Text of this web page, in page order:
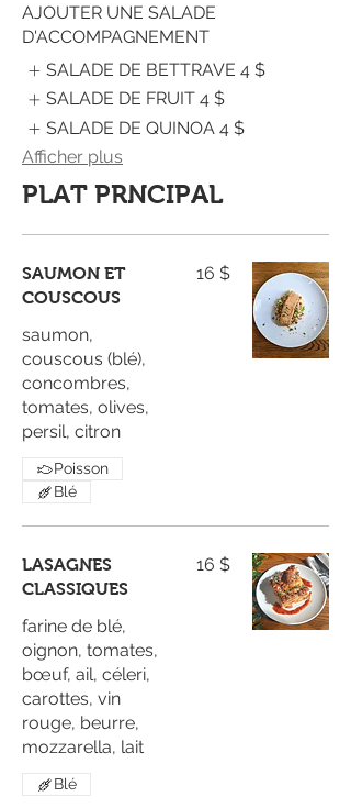
AJOUTER UNE SALADE
D'ACCOMPAGNEMENT
SALADE DE BETTRAVE 4 $
SALADE DE FRUIT 4 $
SALADE DE QUINOA 4 $
Afficher plus
PLAT PRNCIPAL
SAUMON ET
COUSCOUS
saumon,
couscous (blé),
concombres,
tomates, olives,
persil, citron
16 $
Poisson
Blé
LASAGNES
CLASSIQUES
farine de blé,
oignon, tomates,
bœuf, ail, céleri,
carottes, vin
rouge, beurre,
mozzarella, lait
16 $
Blé